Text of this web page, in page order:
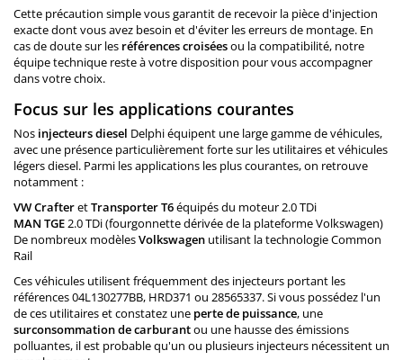
Cette précaution simple vous garantit de recevoir la pièce d'injection
exacte dont vous avez besoin et d'éviter les erreurs de montage. En
cas de doute sur les références croiséesou la compatibilité, notre
équipe technique reste à votre disposition pour vous accompagner
dans votre choix.
Focus sur les applications courantes
Nos injecteurs diesel Delphi équipent une large gamme de véhicules,
avec une présence particulièrement forte sur les utilitaires et véhicules
légers diesel. Parmi les applications les plus courantes, on retrouve
notamment :
VW CrafteretTransporter T6équipés du moteur 2.0 TDi
MAN TGE2.0 TDi (fourgonnette dérivée de la plateforme Volkswagen)
De nombreux modèlesVolkswagen utilisant la technologie Common
Rail
Ces véhicules utilisent fréquemment des injecteurs portant les
références 04L130277BB, HRD371 ou 28565337. Si vous possédez l'un
de ces utilitaires et constatez une perte de puissance, une
surconsommation de carburantou une hausse des émissions
polluantes, il est probable qu'un ou plusieurs injecteurs nécessitent un